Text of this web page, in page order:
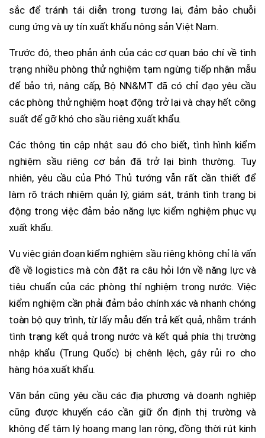
sắc để tránh tái diễn trong tương lai, đảm bảo chuỗi
cung ứng và uy tín xuất khẩu nông sản Việt Nam.
Trước đó, theo phản ánh của các cơ quan báo chí về tình
trạng nhiều phòng thử nghiệm tạm ngừng tiếp nhận mẫu
để bảo trì, nâng cấp, Bộ NN&MT đã có chỉ đạo yêu cầu
các phòng thử nghiệm hoạt động trở lại và chạy hết công
suất để gỡ khó cho sầu riêng xuất khẩu.
Các thông tin cập nhật sau đó cho biết, tình hình kiểm
nghiệm sầu riêng cơ bản đã trở lại bình thường. Tuy
nhiên, yêu cầu của Phó Thủ tướng vẫn rất cần thiết để
làm rõ trách nhiệm quản lý, giám sát, tránh tình trạng bị
động trong việc đảm bảo năng lực kiểm nghiệm phục vụ
xuất khẩu.
Vụ việc gián đoạn kiểm nghiệm sầu riêng không chỉ là vấn
đề về logistics mà còn đặt ra câu hỏi lớn về năng lực và
tiêu chuẩn của các phòng thí nghiệm trong nước. Việc
kiểm nghiệm cần phải đảm bảo chính xác và nhanh chóng
toàn bộ quy trình, từ lấy mẫu đến trả kết quả, nhằm tránh
tình trạng kết quả trong nước và kết quả phía thị trường
nhập khẩu (Trung Quốc) bị chênh lệch, gây rủi ro cho
hàng hóa xuất khẩu.
Văn bản cũng yêu cầu các địa phương và doanh nghiệp
cũng được khuyến cáo cần giữ ổn định thị trường và
không để tâm lý hoang mang lan rộng, đồng thời rút kinh